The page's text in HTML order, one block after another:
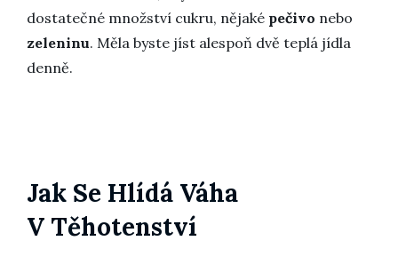
dostatečné množství cukru, nějaké pečivo nebo
zeleninu. Měla byste jíst alespoň dvě teplá jídla
denně.
Jak Se Hlídá Váha
V Těhotenství